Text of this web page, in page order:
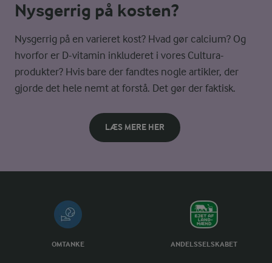
Nysgerrig på kosten?
Nysgerrig på en varieret kost? Hvad gør calcium? Og
hvorfor er D-vitamin inkluderet i vores Cultura-
produkter? Hvis bare der fandtes nogle artikler, der
gjorde det hele nemt at forstå. Det gør der faktisk.
LÆS MERE HER
OMTANKE ANDELSSELSKABET